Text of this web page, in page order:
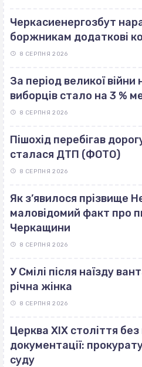
Черкасиенергозбут
боржникам додаткові
8 СЕРПНЯ 2026
За період великої
виборців стало на 3 %
8 СЕРПНЯ 2026
Пішохід перебігав
сталася ДТП (ФОТО)
8 СЕРПНЯ 2026
Як з’явилося прізвище
маловідомий факт про
Черкащини
8 СЕРПНЯ 2026
У Смілі після наїзду
річна жінка
8 СЕРПНЯ 2026
Церква ХІХ століття
документації:
суду